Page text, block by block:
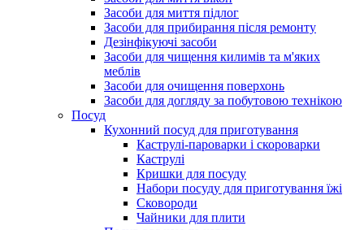
Засоби для миття підлог
Засоби для прибирання після ремонту
Дезінфікуючі засоби
Засоби для чищення килимів та м'яких
меблів
Засоби для очищення поверхонь
Засоби для догляду за побутовою технікою
Посуд
Кухонний посуд для приготування
Каструлі-пароварки і скороварки
Каструлі
Кришки для посуду
Набори посуду для приготування їжі
Сковороди
Чайники для плити